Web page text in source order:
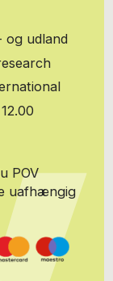
og udland
POV
uafhængig